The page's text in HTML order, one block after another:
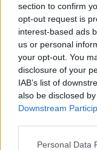
section to confirm
opt-out request is
interest-based ads
us or personal
your opt-out. You
disclosure of your
IAB’s list of
also be disclosed
Downstream
Personal Data